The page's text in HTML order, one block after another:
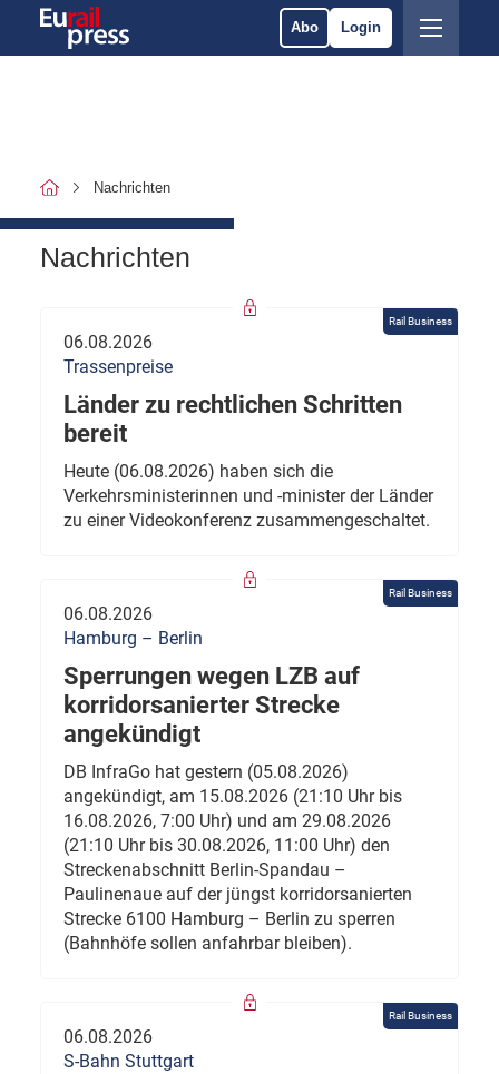
Abo Login
Nachrichten
Nachrichten
Rail Business
06.08.2026
Trassenpreise
Länder zu rechtlichen Schritten
bereit
Heute (06.08.2026) haben sich die
Verkehrsministerinnen und -minister der Länder
zu einer Videokonferenz zusammengeschaltet.
Rail Business
06.08.2026
Hamburg – Berlin
Sperrungen wegen LZB auf
korridorsanierter Strecke
angekündigt
DB InfraGo hat gestern (05.08.2026)
angekündigt, am 15.08.2026 (21:10 Uhr bis
16.08.2026, 7:00 Uhr) und am 29.08.2026
(21:10 Uhr bis 30.08.2026, 11:00 Uhr) den
Streckenabschnitt Berlin-Spandau –
Paulinenaue auf der jüngst korridorsanierten
Strecke 6100 Hamburg – Berlin zu sperren
(Bahnhöfe sollen anfahrbar bleiben).
Rail Business
06.08.2026
S-Bahn Stuttgart